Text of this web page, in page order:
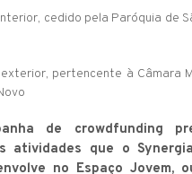
cedido pela Paróquia de
pertencente à Câmara
de crowdfunding
atividades que o
no Espaço Jovem,